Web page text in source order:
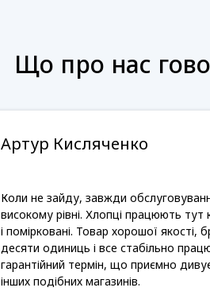
Що про нас
Артур Кисляченко
Коли не зайду, завжди
високому рівні. Хлопці працюють тут
і помірковані. Товар хорошої якості,
десяти одиниць і все стабільно
гарантійний термін, що приємно
інших подібних магазинів.